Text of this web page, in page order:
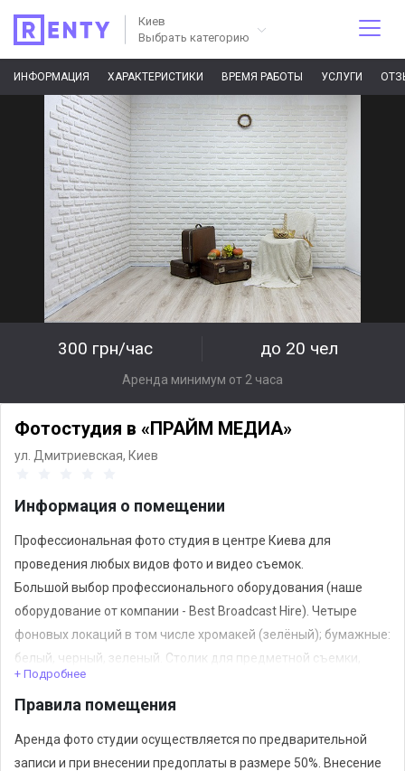
Киев
Выбрать категорию
ИНФОРМАЦИЯ ХАРАКТЕРИСТИКИ ВРЕМЯ РАБОТЫ УСЛУГИ
300 грн/час до 20 чел
Аренда минимум от 2 часа
Фотостудия в «ПРАЙМ МЕДИА»
ул. Дмитриевская, Киев
Информация о помещении
Профессиональная фото студия в центре Киева для
проведения любых видов фото и видео съемок.
Большой выбор профессионального оборудования (наше
оборудование от компании - Best Broadcast Hire). Четыре
фоновых локаций в том числе хромакей (зелёный); бумажные:
белый, черный, зеленый. Столик для предметной съемки,
деревянные паллеты, тумбы, столы, стулья, телевизор. Для
видео съемки вы можете воспользоваться возможностью
+ Подробнее
Правила помещения
Аренда фото студии осуществляется по предварительной
записи и при внесении предоплаты в размере 50%. Внесение